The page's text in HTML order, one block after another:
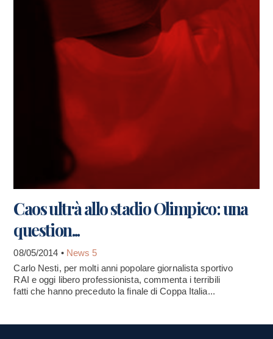
Caos ultrà allo stadio Olimpico: una
question...
08/05/2014 • News 5
Carlo Nesti, per molti anni popolare giornalista sportivo
RAI e oggi libero professionista, commenta i terribili
fatti che hanno preceduto la finale di Coppa Italia...